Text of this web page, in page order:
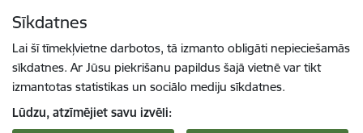
Sīkdatnes
Lai šī tīmekļvietne darbotos, tā izmanto obligāti nepieciešamās
sīkdatnes. Ar Jūsu piekrišanu papildus šajā vietnē var tikt
izmantotas statistikas un sociālo mediju sīkdatnes.
Lūdzu, atzīmējiet savu izvēli: